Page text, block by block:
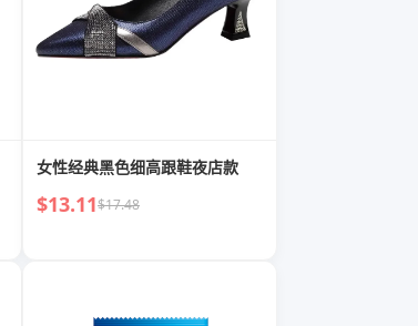
女性经典黑色细高跟鞋夜店款
$13.11$17.48